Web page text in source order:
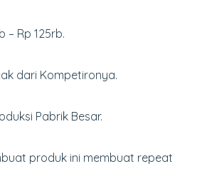
– Rp 125rb.
dari Kompetironya.
Pabrik Besar.
produk ini membuat repeat